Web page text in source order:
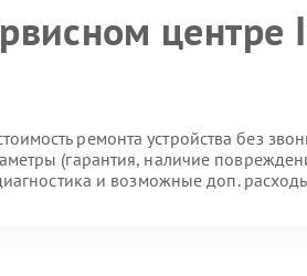
центре
ремонта устройства без
(гарантия, наличие
и возможные доп.